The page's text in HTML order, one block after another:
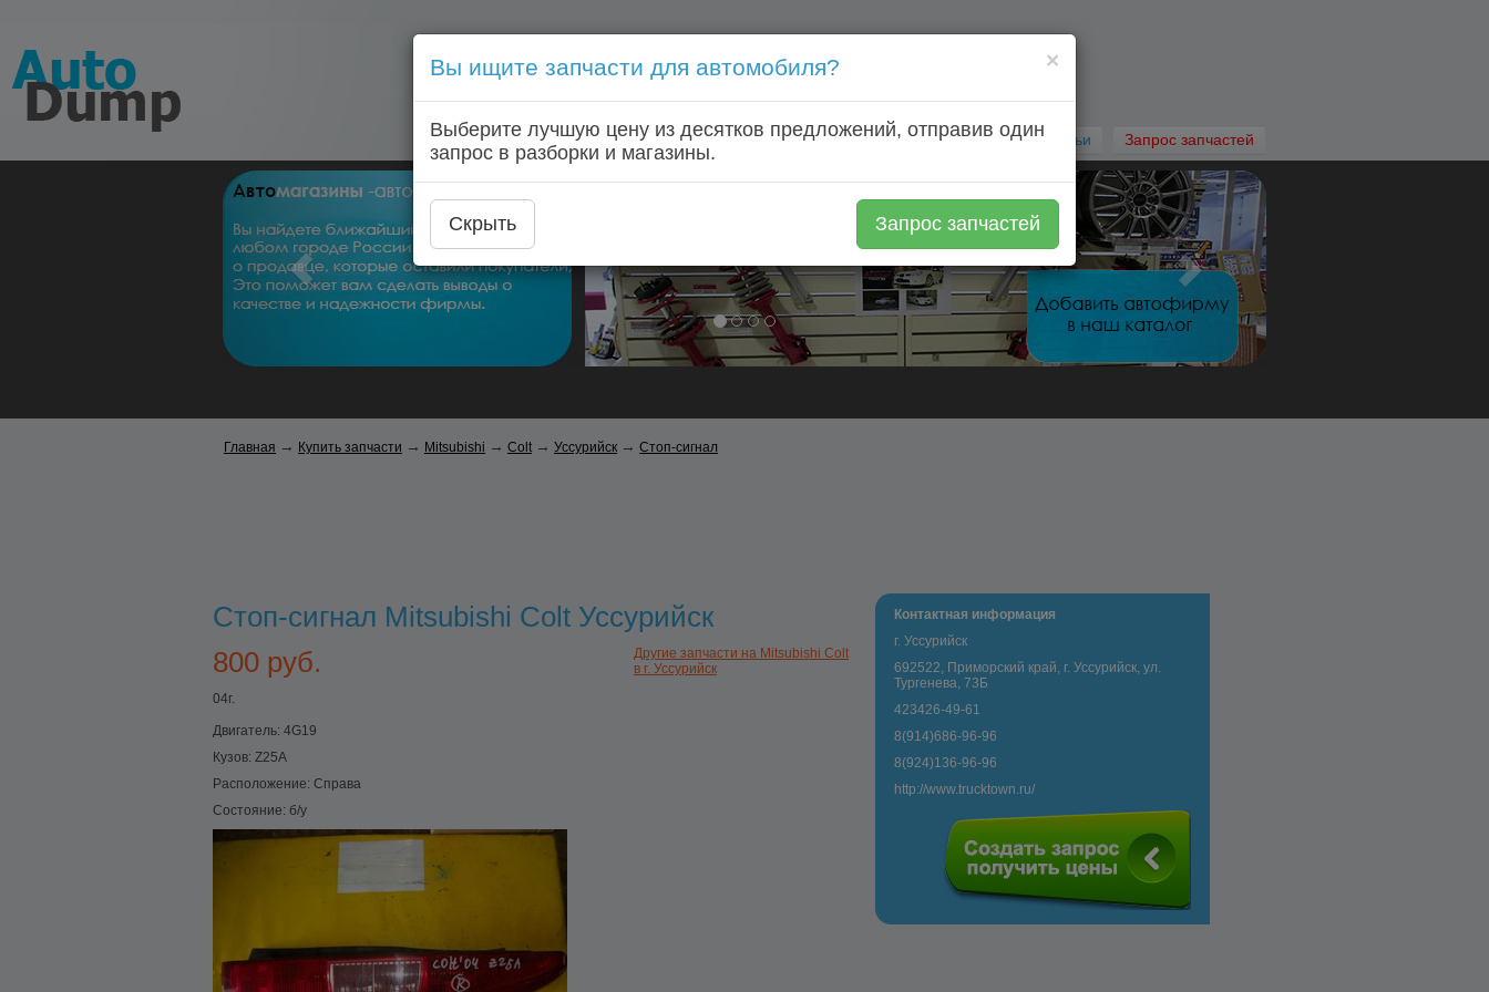
Голосовой запрос запчастей: +7 (920) 253 64 22
Главная Автозапчасти Автомагазины Авторазборки Автостатьи Запрос запчастей
Главная → Купить запчасти → Mitsubishi → Colt → Уссурийск → Стоп-сигнал
Стоп-сигнал Mitsubishi Colt Уссурийск
Другие запчасти на Mitsubishi Colt
в г. Уссурийск
800 руб.
04г.
Двигатель: 4G19
Кузов: Z25A
Расположение: Справа
Состояние: б/у
Контактная информация
г. Уссурийск
692522, Приморский край, г. Уссурийск, ул.
Тургенева, 73Б
423426-49-61
8(914)686-96-96
8(924)136-96-96
http://www.trucktown.ru/
×
Вы ищите запчасти для автомобиля?
Выберите лучшую цену из десятков предложений, отправив один
запрос в разборки и магазины.
Скрыть Запрос запчастей